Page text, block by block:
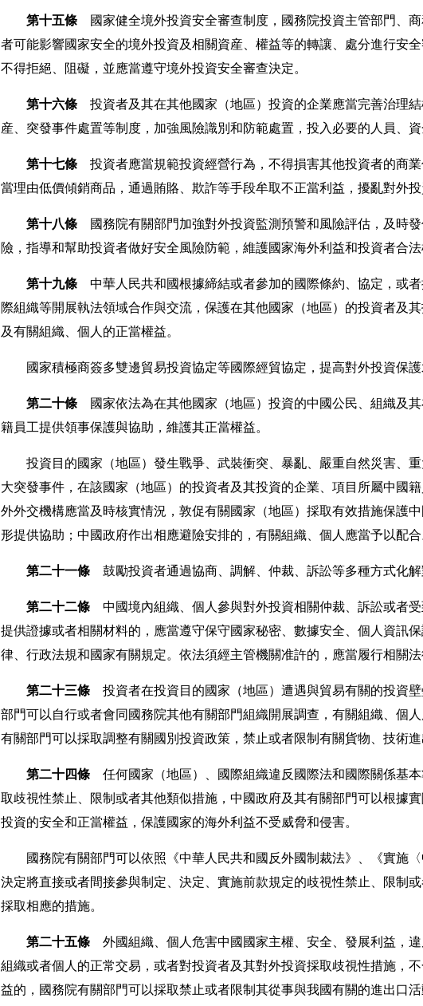
第十五條 國家健全境外投資安全審查制度，國務院投資主管部門、
者可能影響國家安全的境外投資及相關資産、權益等的轉讓、處分進行安
不得拒絕、阻礙，並應當遵守境外投資安全審查決定。
第十六條 投資者及其在其他國家（地區）投資的企業應當完善治理
産、突發事件處置等制度，加強風險識別和防範處置，投入必要的人員、
第十七條 投資者應當規範投資經營行為，不得損害其他投資者的商
當理由低價傾銷商品，通過賄賂、欺詐等手段牟取不正當利益，擾亂對外投
第十八條 國務院有關部門加強對外投資監測預警和風險評估，及時
險，指導和幫助投資者做好安全風險防範，維護國家海外利益和投資者合法
第十九條 中華人民共和國根據締結或者參加的國際條約、協定，或
際組織等開展執法領域合作與交流，保護在其他國家（地區）的投資者及
及有關組織、個人的正當權益。
國家積極商簽多雙邊貿易投資協定等國際經貿協定，提高對外投資保護
第二十條 國家依法為在其他國家（地區）投資的中國公民、組織及
籍員工提供領事保護與協助，維護其正當權益。
投資目的國家（地區）發生戰爭、武裝衝突、暴亂、嚴重自然災害、重
大突發事件，在該國家（地區）的投資者及其投資的企業、項目所屬中國
外外交機構應當及時核實情況，敦促有關國家（地區）採取有效措施保護
形提供協助；中國政府作出相應避險安排的，有關組織、個人應當予以配合
第二十一條 鼓勵投資者通過協商、調解、仲裁、訴訟等多種方式化
第二十二條 中國境內組織、個人參與對外投資相關仲裁、訴訟或者
提供證據或者相關材料的，應當遵守保守國家秘密、數據安全、個人資訊
律、行政法規和國家有關規定。依法須經主管機關准許的，應當履行相關法
第二十三條 投資者在投資目的國家（地區）遭遇與貿易有關的投資
部門可以自行或者會同國務院其他有關部門組織開展調查，有關組織、個
有關部門可以採取調整有關國別投資政策，禁止或者限制有關貨物、技術進
第二十四條 任何國家（地區）、國際組織違反國際法和國際關係基
取歧視性禁止、限制或者其他類似措施，中國政府及其有關部門可以根據
投資的安全和正當權益，保護國家的海外利益不受威脅和侵害。
國務院有關部門可以依照《中華人民共和國反外國制裁法》、《實施〈
決定將直接或者間接參與制定、決定、實施前款規定的歧視性禁止、限制
採取相應的措施。
第二十五條 外國組織、個人危害中國國家主權、安全、發展利益，
組織或者個人的正常交易，或者對投資者及其對外投資採取歧視性措施，
益的，國務院有關部門可以採取禁止或者限制其從事與我國有關的進出口